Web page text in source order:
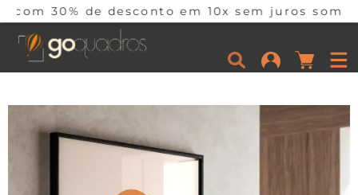
desconto em 10x sem juros somente hoje!